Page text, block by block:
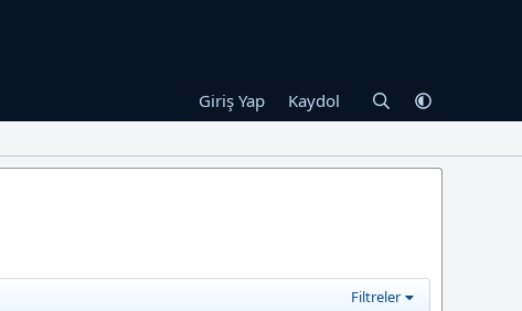
Giriş Yap Kaydol
Filtreler